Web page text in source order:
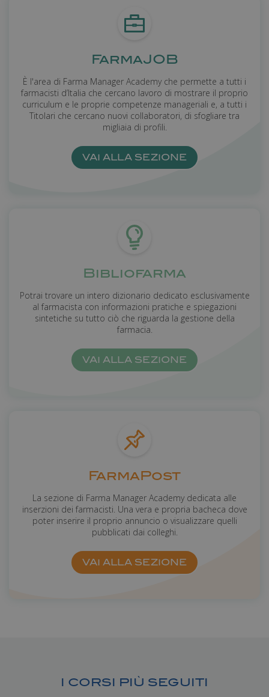
FarmaJOB
È l'area di Farma Manager Academy che permette a tutti i
farmacisti d’Italia che cercano lavoro di mostrare il proprio
curriculum e le proprie competenze manageriali e, a tutti i
Titolari che cercano nuovi collaboratori, di sfogliare tra
migliaia di profili.
VAI ALLA SEZIONE
Bibliofarma
Potrai trovare un intero dizionario dedicato esclusivamente
al farmacista con informazioni pratiche e spiegazioni
sintetiche su tutto ciò che riguarda la gestione della
farmacia.
VAI ALLA SEZIONE
FarmaPost
La sezione di Farma Manager Academy dedicata alle
inserzioni dei farmacisti. Una vera e propria bacheca dove
poter inserire il proprio annuncio o visualizzare quelli
pubblicati dai colleghi.
VAI ALLA SEZIONE
I CORSI PIÙ SEGUITI